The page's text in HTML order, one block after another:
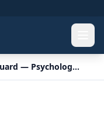
Camille Suard — Psychologue à Vernon